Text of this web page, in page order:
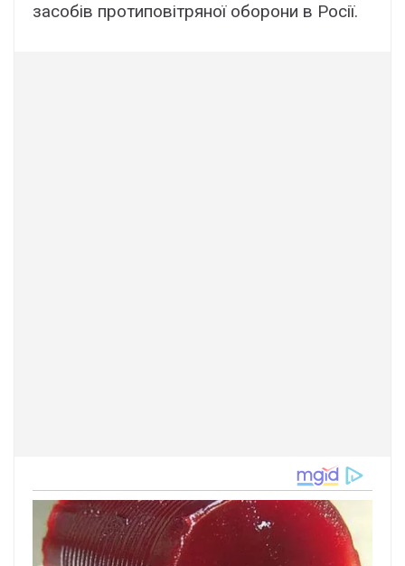
засобів протиповітряної оборони в Росії.